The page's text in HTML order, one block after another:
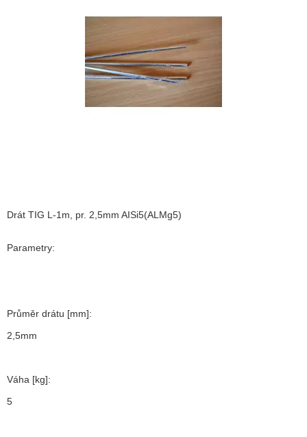
Drát TIG L-1m, pr. 2,5mm AISi5(ALMg5)
Parametry:
Průměr drátu [mm]:
2,5mm
Váha [kg]:
5